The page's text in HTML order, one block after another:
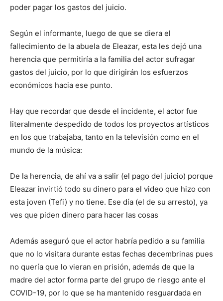
poder pagar los gastos del juicio.
Según el informante, luego de que se diera el
fallecimiento de la abuela de Eleazar, esta les dejó una
herencia que permitiría a la familia del actor sufragar
gastos del juicio, por lo que dirigirán los esfuerzos
económicos hacia ese punto.
Hay que recordar que desde el incidente, el actor fue
literalmente despedido de todos los proyectos artísticos
en los que trabajaba, tanto en la televisión como en el
mundo de la música:
De la herencia, de ahí va a salir (el pago del juicio) porque
Eleazar invirtió todo su dinero para el video que hizo con
esta joven (Tefi) y no tiene. Ese día (el de su arresto), ya
ves que piden dinero para hacer las cosas
Además aseguró que el actor habría pedido a su familia
que no lo visitara durante estas fechas decembrinas pues
no quería que lo vieran en prisión, además de que la
madre del actor forma parte del grupo de riesgo ante el
COVID-19, por lo que se ha mantenido resguardada en